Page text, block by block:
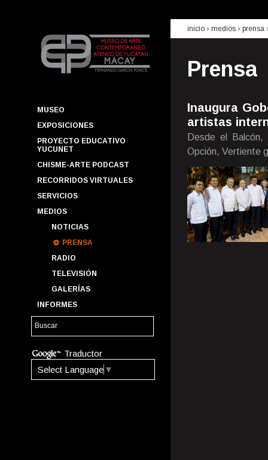
MUSEO
EXPOSICIONES
PROYECTO EDUCATIVO
YUCUNET
CHISME-ARTE PODCAST
RECORRIDOS VIRTUALES
SERVICIOS
MEDIOS
NOTICIAS
PRENSA
RADIO
TELEVISIÓN
GALERÍAS
INFORMES
Traductor
Select Language ▼
inicio › medios › prensa
Prensa
Inaugura
artistas
Desde el
Opción, Vertiente